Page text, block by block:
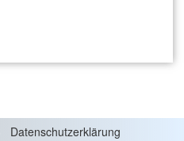
Datenschutzerklärung